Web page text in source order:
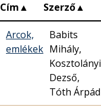
Cím▲ Szerző▲
Arcok,
emlékek
Babits
Mihály,
Kosztolányi
Dezső,
Tóth Árpád